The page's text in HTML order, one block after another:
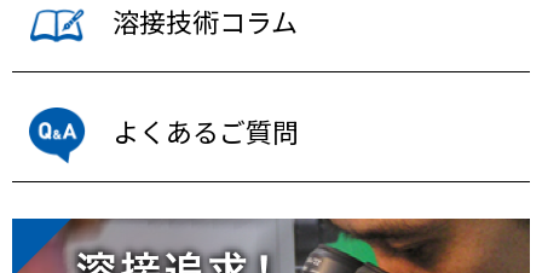
溶接技術コラム
よくあるご質問